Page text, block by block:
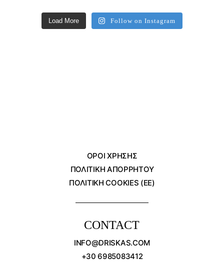
Load More Follow on Instagram
ΌΡΟΙ ΧΡΗΣΗΣ
ΠΟΛΙΤΙΚΗ ΑΠΟΡΡΗΤΟΥ
ΠΟΛΙΤΙΚΗ COOKIES (ΕΕ)
CONTACT
INFO@DRISKAS.COM
+30 6985083412